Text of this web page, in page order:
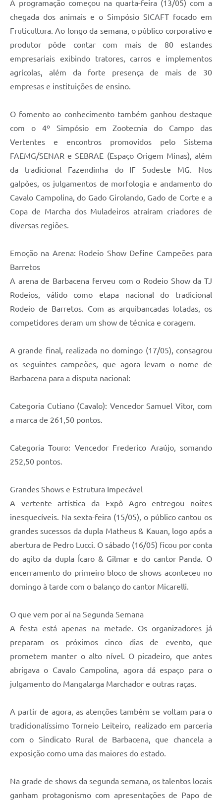
A programação começou na quarta-feira (13/05) com a
chegada dos animais e o Simpósio SICAFT focado em
Fruticultura. Ao longo da semana, o público corporativo e
produtor pôde contar com mais de 80 estandes
empresariais exibindo tratores, carros e implementos
agrícolas, além da forte presença de mais de 30
empresas e instituições de ensino.
O fomento ao conhecimento também ganhou destaque
com o 4º Simpósio em Zootecnia do Campo das
Vertentes e encontros promovidos pelo Sistema
FAEMG/SENAR e SEBRAE (Espaço Origem Minas), além
da tradicional Fazendinha do IF Sudeste MG. Nos
galpões, os julgamentos de morfologia e andamento do
Cavalo Campolina, do Gado Girolando, Gado de Corte e a
Copa de Marcha dos Muladeiros atraíram criadores de
diversas regiões.
Emoção na Arena: Rodeio Show Define Campeões para
Barretos
A arena de Barbacena ferveu com o Rodeio Show da TJ
Rodeios, válido como etapa nacional do tradicional
Rodeio de Barretos. Com as arquibancadas lotadas, os
competidores deram um show de técnica e coragem.
A grande final, realizada no domingo (17/05), consagrou
os seguintes campeões, que agora levam o nome de
Barbacena para a disputa nacional:
Categoria Cutiano (Cavalo): Vencedor Samuel Vitor, com
a marca de 261,50 pontos.
Categoria Touro: Vencedor Frederico Araújo, somando
252,50 pontos.
Grandes Shows e Estrutura Impecável
A vertente artística da Expô Agro entregou noites
inesquecíveis. Na sexta-feira (15/05), o público cantou os
grandes sucessos da dupla Matheus & Kauan, logo após a
abertura de Pedro Lucci. O sábado (16/05) ficou por conta
do agito da dupla Ícaro & Gilmar e do cantor Panda. O
encerramento do primeiro bloco de shows aconteceu no
domingo à tarde com o balanço do cantor Micarelli.
O que vem por aí na Segunda Semana
A festa está apenas na metade. Os organizadores já
preparam os próximos cinco dias de evento, que
prometem manter o alto nível. O picadeiro, que antes
abrigava o Cavalo Campolina, agora dá espaço para o
julgamento do Mangalarga Marchador e outras raças.
A partir de agora, as atenções também se voltam para o
tradicionalíssimo Torneio Leiteiro, realizado em parceria
com o Sindicato Rural de Barbacena, que chancela a
exposição como uma das maiores do estado.
Na grade de shows da segunda semana, os talentos locais
ganham protagonismo com apresentações de Papo de